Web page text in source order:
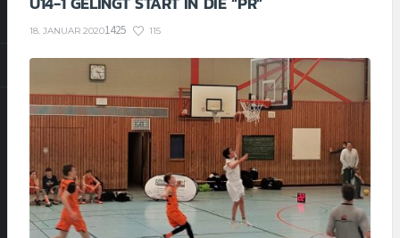
18. JANUAR 20201425 115